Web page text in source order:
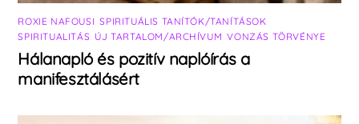
ROXIE NAFOUSI ,SPIRITUÁLIS TANÍTÓK/TANÍTÁSOK
SPIRITUALITÁS ÚJ TARTALOM/ARCHÍVUM ,VONZÁS TÖRVÉNYE
Hálanapló és pozitív naplóírás a
manifesztálásért